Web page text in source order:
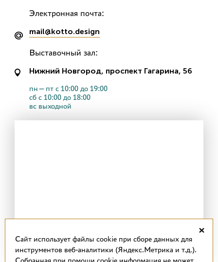
Электронная почта:
mail@kotto.design
Выставочный зал:
Нижний Новгород, проспект Гагарина, 56
пн—пт с 10:00 до 19:00
сб с 10:00 до 18:00
вс выходной
×
Cайт использует файлы cookie при сборе данных для
инструментов веб-аналитики (Яндекс.Метрика и т.д.).
Собранная при помощи cookie информация не может